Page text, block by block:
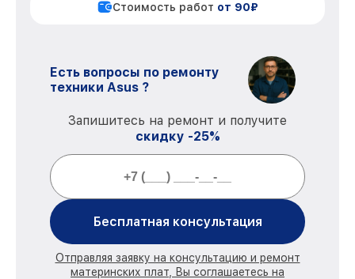
Стоимость работ от 90₽
Есть вопросы по ремонту
техники Asus ?
Запишитесь на ремонт и получите
скидку -25%
Бесплатная консультация
Отправляя заявку на консультацию и ремонт
материнских плат, Вы соглашаетесь на